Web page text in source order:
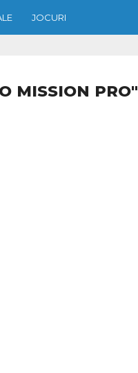
JOCURI
MISSION PRO"